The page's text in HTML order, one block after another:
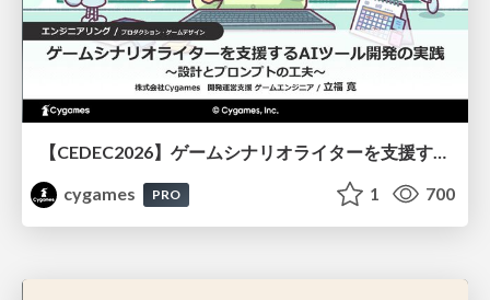
【CEDEC2026】ゲームシナリオライターを支援するAIツール開発の実践 ― 設計とプロンプトの工夫 ―
cygames
PRO 1 700